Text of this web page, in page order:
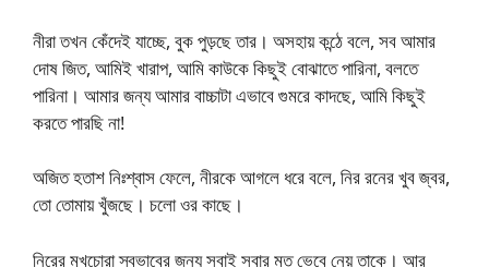
নীরা তখন কেঁদেই যাচ্ছে, বুক পুড়ছে তার। অসহায় কন্ঠে বলে, সব আমার
দোষ জিত, আমিই খারাপ, আমি কাউকে কিছুই বোঝাতে পারিনা, বলতে
পারিনা। আমার জন্য আমার বাচ্চাটা এভাবে গুমরে কাদছে, আমি কিছুই
করতে পারছি না!
অজিত হতাশ নিঃশ্বাস ফেলে, নীরকে আগলে ধরে বলে, নির রনের খুব জ্বর,
তো তোমায় খুঁজছে। চলো ওর কাছে।
নিরের মুখচোরা স্বভাবের জন্য সবাই সবার মত ভেবে নেয় তাকে। আর